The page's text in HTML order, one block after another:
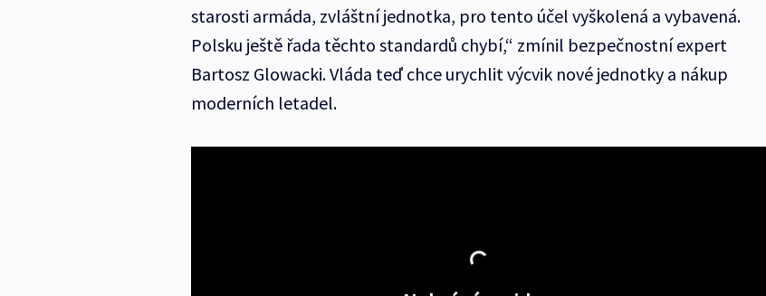
starosti armáda, zvláštní jednotka, pro tento účel vyškolená a vybavená.
Polsku ještě řada těchto standardů chybí,“ zmínil bezpečnostní expert
Bartosz Glowacki. Vláda teď chce urychlit výcvik nové jednotky a nákup
moderních letadel.